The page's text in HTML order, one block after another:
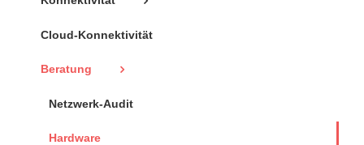
Cloud-Konnektivität
Beratung
Netzwerk-Audit
Hardware